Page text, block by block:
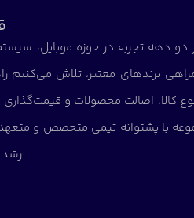
دو دهه تجربه در حوزه موبایل،
برندهای معتبر، تلاش می‌کنیم
کالا، اصالت محصولات و
با پشتوانه تیمی متخصص و
رشد